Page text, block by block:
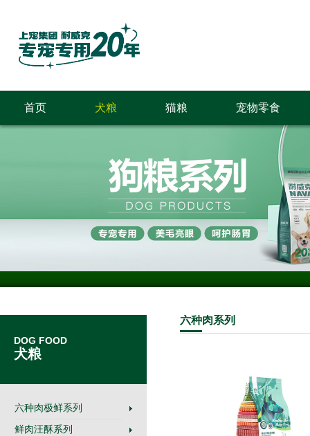
首页 犬粮 猫粮 宠物零食
DOG FOOD
犬粮
六种肉极鲜系列
鲜肉汪酥系列
六种肉系列